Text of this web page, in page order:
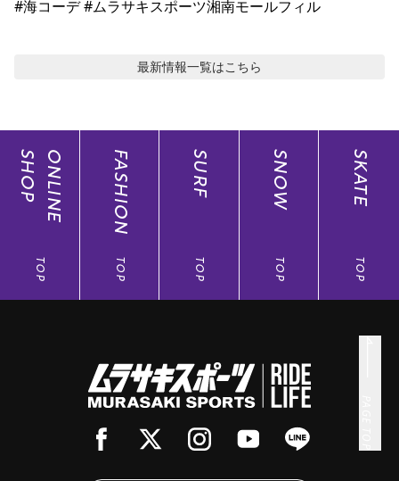
#海コーデ #ムラサキスポーツ湘南モールフィル
最新情報一覧はこちら
ONLINE
SHOP
TOP
FASHION
TOP
SURF
TOP
SNOW
TOP
SKATE
TOP